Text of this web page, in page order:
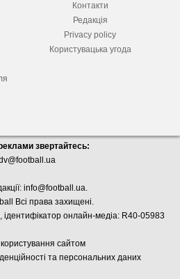
Контакти
Редакція
Privacy policy
Користувацька угода
звертайтесь:
info@football.ua.
Всі права захищені.
дентифікатор онлайн-медіа: R40-05983
сайтом
та персональних даних